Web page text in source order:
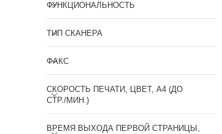
ФУНКЦИОНАЛЬНОСТЬ
ТИП СКАНЕРА
ФАКС
СКОРОСТЬ ПЕЧАТИ, ЦВЕТ, А4 (ДО
СТР./МИН.)
ВРЕМЯ ВЫХОДА ПЕРВОЙ СТРАНИЦЫ,